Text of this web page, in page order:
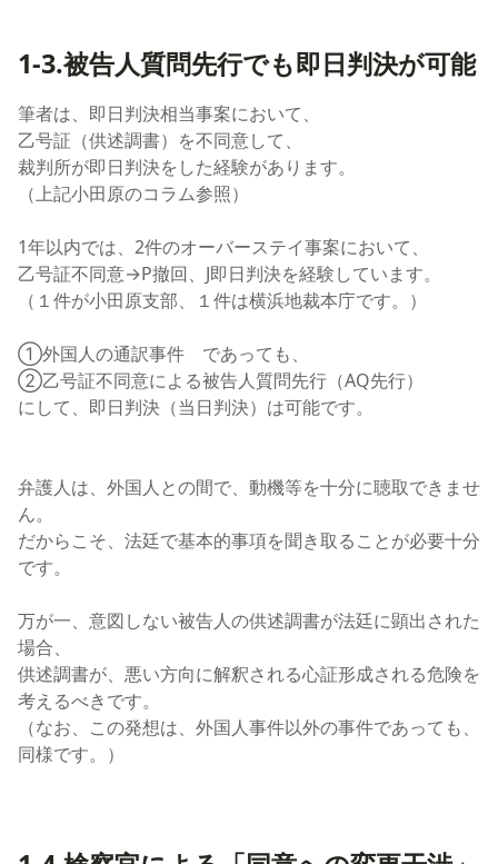
1-3.被告人質問先行でも即日判決が可能
筆者は、即日判決相当事案において、
乙号証（供述調書）を不同意して、
裁判所が即日判決をした経験があります。
（上記小田原のコラム参照）
1年以内では、2件のオーバーステイ事案において、
乙号証不同意→P撤回、J即日判決を経験しています。
（１件が小田原支部、１件は横浜地裁本庁です。）
①外国人の通訳事件 であっても、
②乙号証不同意による被告人質問先行（AQ先行）
にして、即日判決（当日判決）は可能です。
弁護人は、外国人との間で、動機等を十分に聴取できませ
ん。
だからこそ、法廷で基本的事項を聞き取ることが必要十分
です。
万が一、意図しない被告人の供述調書が法廷に顕出された
場合、
供述調書が、悪い方向に解釈される心証形成される危険を
考えるべきです。
（なお、この発想は、外国人事件以外の事件であっても、
同様です。）